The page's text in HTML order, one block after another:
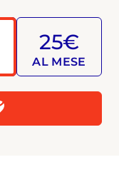
25€
AL MESE